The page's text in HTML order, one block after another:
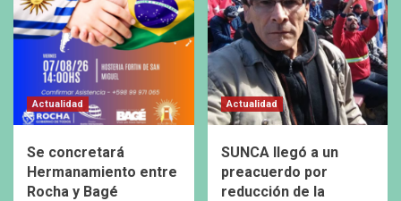
Actualidad
Se concretará
Hermanamiento entre
Rocha y Bagé
Actualidad
SUNCA llegó a un
preacuerdo por
reducción de la